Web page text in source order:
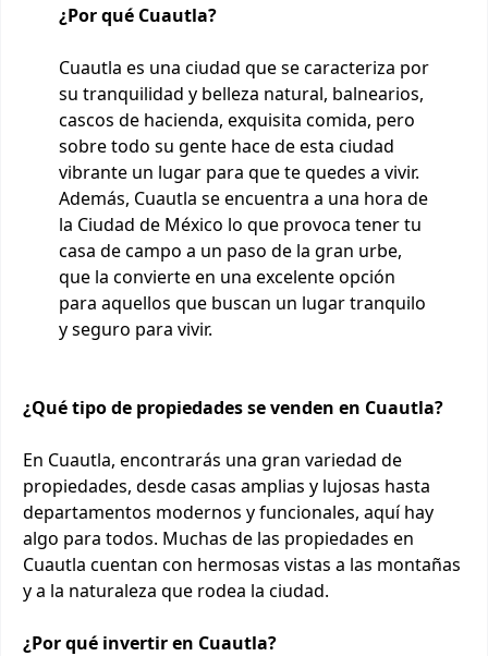
¿Por qué Cuautla?
Cuautla es una ciudad que se caracteriza por
su tranquilidad y belleza natural, balnearios,
cascos de hacienda, exquisita comida, pero
sobre todo su gente hace de esta ciudad
vibrante un lugar para que te quedes a vivir.
Además, Cuautla se encuentra a una hora de
la Ciudad de México lo que provoca tener tu
casa de campo a un paso de la gran urbe,
que la convierte en una excelente opción
para aquellos que buscan un lugar tranquilo
y seguro para vivir.
¿Qué tipo de propiedades se venden en Cuautla?
En Cuautla, encontrarás una gran variedad de
propiedades, desde casas amplias y lujosas hasta
departamentos modernos y funcionales, aquí hay
algo para todos. Muchas de las propiedades en
Cuautla cuentan con hermosas vistas a las montañas
y a la naturaleza que rodea la ciudad.
¿Por qué invertir en Cuautla?